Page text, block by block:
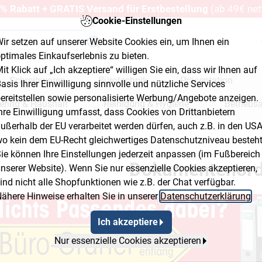
Cookie-Einstellungen
setzen auf unserer Website Cookies ein, um Ihnen ein
Einkaufserlebnis zu bieten.
Klick auf „Ich akzeptiere“ willigen Sie ein, dass wir Ihnen auf
Ihrer Einwilligung sinnvolle und nützliche Services
sowie personalisierte Werbung/Angebote anzeigen.
Einwilligung umfasst, dass Cookies von Drittanbietern
der EU verarbeitet werden dürfen, auch z.B. in den
kein dem EU-Recht gleichwertiges Datenschutzniveau
können Ihre Einstellungen jederzeit anpassen (im Fußbereich
Website). Wenn Sie nur essenzielle Cookies akzeptieren,
nicht alle Shopfunktionen wie z.B. der Chat verfügbar.
Hinweise erhalten Sie in unsererDatenschutzerklärung.
Ich akzeptiere
Nur essenzielle Cookies akzeptieren
Rabatt + GRATIS Versand für Erstbestellung (ab 49€
Schreibwaren Bürotechnik Präsentation
& Haushalt Reinigung & Hygiene
& Baumarkt
Flyout Button 3